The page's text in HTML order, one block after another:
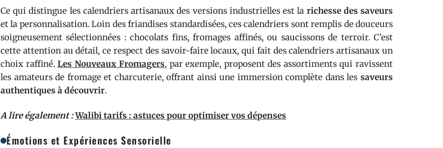
Ce qui distingue les calendriers artisanaux des versions industrielles est la richesse des saveurs
et la personnalisation. Loin des friandises standardisées, ces calendriers sont remplis de douceurs
soigneusement sélectionnées : chocolats fins, fromages affinés, ou saucissons de terroir. C’est
cette attention au détail, ce respect des savoir-faire locaux, qui fait des calendriers artisanaux un
choix raffiné.Les Nouveaux Fromagers, par exemple, proposent des assortiments qui ravissent
les amateurs de fromage et charcuterie, offrant ainsi une immersion complète dans les saveurs
authentiques à découvrir.
A lire également :Walibi tarifs : astuces pour optimiser vos dépenses
Émotions et Expériences Sensorielle